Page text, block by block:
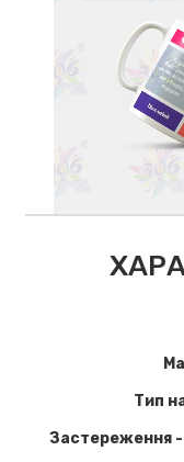
Тип
Застереження